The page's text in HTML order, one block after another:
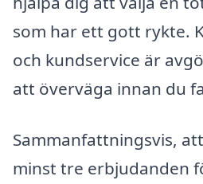
som har ett gott rykte.
och kundservice är
att överväga innan du
Sammanfattningsvis,
minst tre erbjudanden